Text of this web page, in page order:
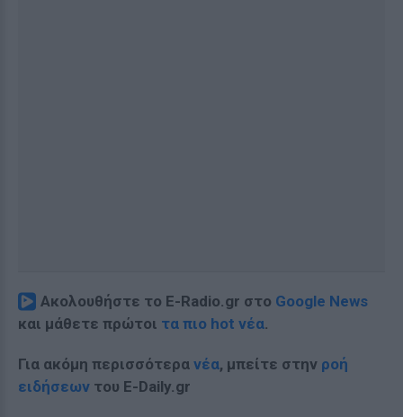
Ακολουθήστε το E-Radio.gr στο Google News
και μάθετε πρώτοι τα πιο hot νέα.
Για ακόμη περισσότερα νέα, μπείτε στην ροή
ειδήσεων του E-Daily.gr